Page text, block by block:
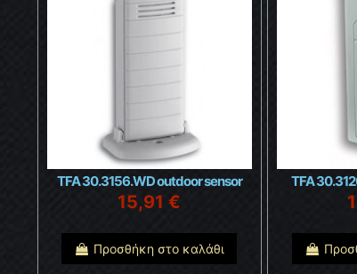
TFA 30.3156.WD outdoor sensor
15,91 €
Προσθήκη στο καλάθι
TFA